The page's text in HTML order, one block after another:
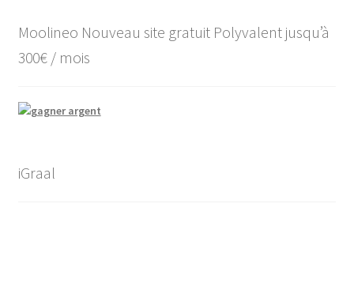
Moolineo Nouveau site gratuit Polyvalent jusqu’à
300€ / mois
iGraal